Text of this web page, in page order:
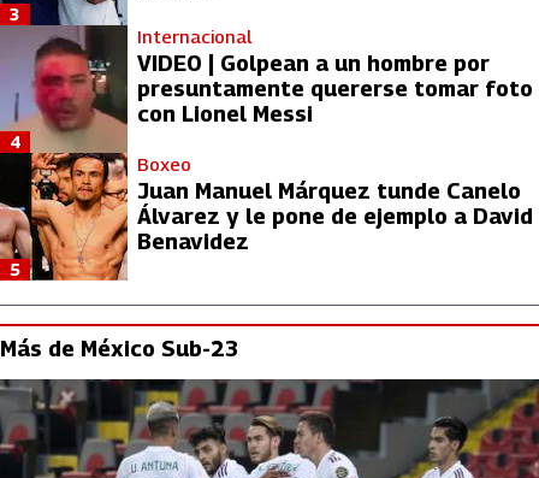
3
Internacional
VIDEO | Golpean a un hombre por
presuntamente quererse tomar foto
con Lionel Messi
4
Boxeo
Juan Manuel Márquez tunde Canelo
Álvarez y le pone de ejemplo a David
Benavidez
5
Más de México Sub-23